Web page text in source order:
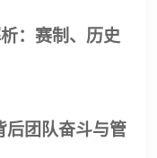
：赛制、历史
后团队奋斗与管